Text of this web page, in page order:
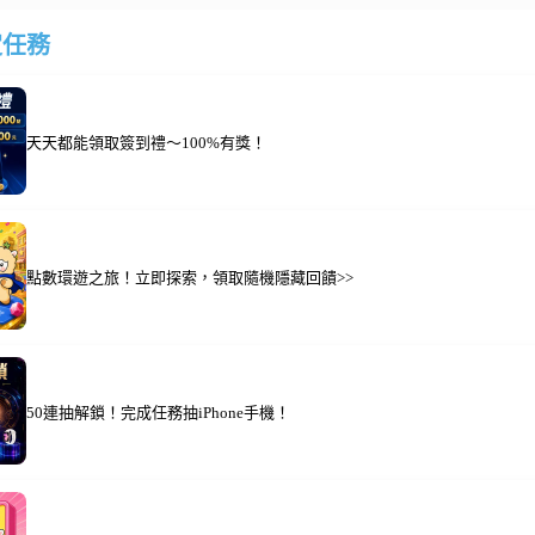
務
天天都能領取簽到禮～100%有獎！
點數環遊之旅！立即探索，領取隨機隱藏回饋>>
50連抽解鎖！完成任務抽iPhone手機！